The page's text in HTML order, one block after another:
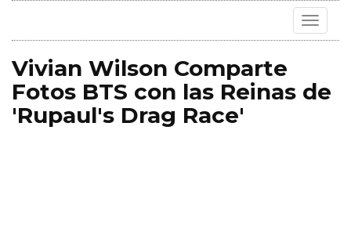
Toggle
Vivian Wilson Comparte
Fotos BTS con las Reinas de
'Rupaul's Drag Race'